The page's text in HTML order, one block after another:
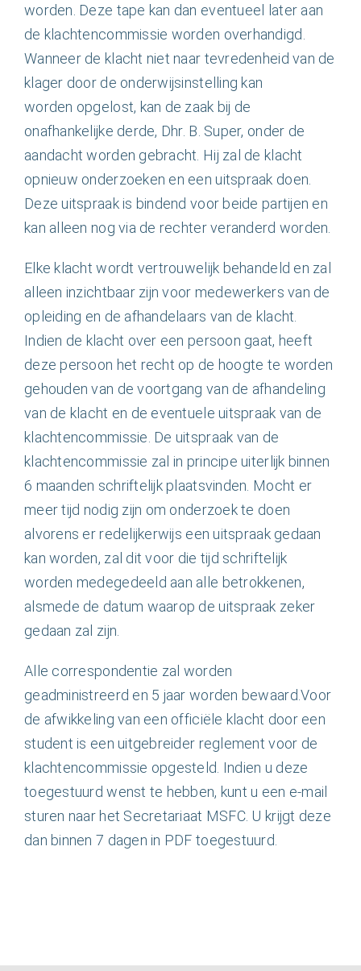
worden. Deze tape kan dan eventueel later aan
de klachtencommissie worden overhandigd.
Wanneer de klacht niet naar tevredenheid van de
klager door de onderwijsinstelling kan
worden opgelost, kan de zaak bij de
onafhankelijke derde, Dhr. B. Super, onder de
aandacht worden gebracht. Hij zal de klacht
opnieuw onderzoeken en een uitspraak doen.
Deze uitspraak is bindend voor beide partijen en
kan alleen nog via de rechter veranderd worden.
Elke klacht wordt vertrouwelijk behandeld en zal
alleen inzichtbaar zijn voor medewerkers van de
opleiding en de afhandelaars van de klacht.
Indien de klacht over een persoon gaat, heeft
deze persoon het recht op de hoogte te worden
gehouden van de voortgang van de afhandeling
van de klacht en de eventuele uitspraak van de
klachtencommissie. De uitspraak van de
klachtencommissie zal in principe uiterlijk binnen
6 maanden schriftelijk plaatsvinden. Mocht er
meer tijd nodig zijn om onderzoek te doen
alvorens er redelijkerwijs een uitspraak gedaan
kan worden, zal dit voor die tijd schriftelijk
worden medegedeeld aan alle betrokkenen,
alsmede de datum waarop de uitspraak zeker
gedaan zal zijn.
Alle correspondentie zal worden
geadministreerd en 5 jaar worden bewaard.Voor
de afwikkeling van een officiële klacht door een
student is een uitgebreider reglement voor de
klachtencommissie opgesteld. Indien u deze
toegestuurd wenst te hebben, kunt u een e-mail
sturen naar het Secretariaat MSFC. U krijgt deze
dan binnen 7 dagen in PDF toegestuurd.